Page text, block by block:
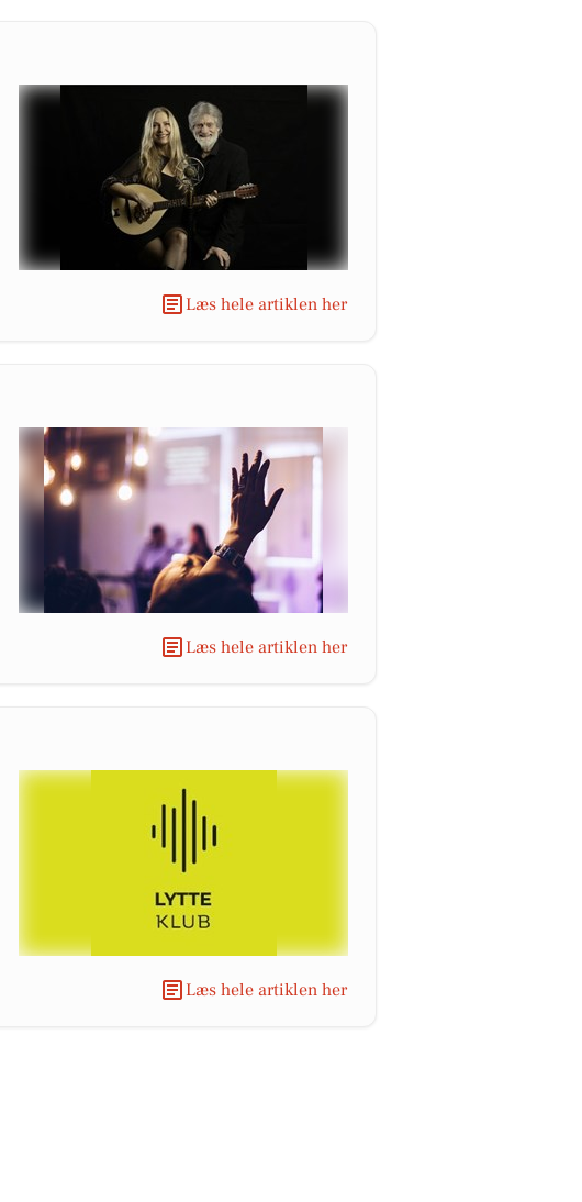
Læs hele artiklen her
Læs hele artiklen her
Læs hele artiklen her